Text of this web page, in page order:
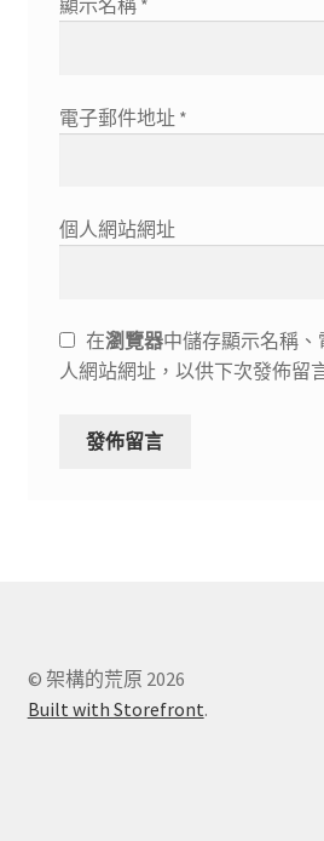
顯示名稱 *
電子郵件地址 *
個人網站網址
在瀏覽器中儲存顯示名稱、
人網站網址，以供下次發佈留
© 架構的荒原 2026
Built with Storefront.